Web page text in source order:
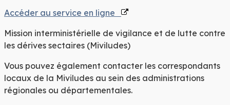
Accéder au service en ligne
Mission interministérielle de vigilance et de lutte contre
les dérives sectaires (Miviludes)
Vous pouvez également contacter les correspondants
locaux de la Miviludes au sein des administrations
régionales ou départementales.